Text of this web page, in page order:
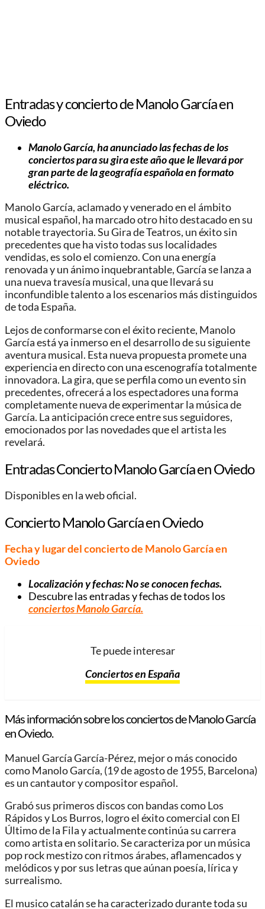
Entradas y concierto de Manolo García en
Oviedo
Manolo García, ha anunciado las fechas de los
conciertos para su gira este año que le llevará por
gran parte de la geografía española en formato
eléctrico.
Manolo García, aclamado y venerado en el ámbito
musical español, ha marcado otro hito destacado en su
notable trayectoria. Su Gira de Teatros, un éxito sin
precedentes que ha visto todas sus localidades
vendidas, es solo el comienzo. Con una energía
renovada y un ánimo inquebrantable, García se lanza a
una nueva travesía musical, una que llevará su
inconfundible talento a los escenarios más distinguidos
de toda España.
Lejos de conformarse con el éxito reciente, Manolo
García está ya inmerso en el desarrollo de su siguiente
aventura musical. Esta nueva propuesta promete una
experiencia en directo con una escenografía totalmente
innovadora. La gira, que se perfila como un evento sin
precedentes, ofrecerá a los espectadores una forma
completamente nueva de experimentar la música de
García. La anticipación crece entre sus seguidores,
emocionados por las novedades que el artista les
revelará.
Entradas Concierto Manolo García en Oviedo
Disponibles en la web oficial.
Concierto Manolo García en Oviedo
Fecha y lugar del concierto de Manolo García en
Oviedo
Localización y fechas: No se conocen fechas.
Descubre las entradas y fechas de todos los
conciertos Manolo García.
Te puede interesar
Conciertos en España
Más información sobre los conciertos de Manolo García
en Oviedo.
Manuel García García-Pérez, mejor o más conocido
como Manolo García, (19 de agosto de 1955, Barcelona)
es un cantautor y compositor español.
Grabó sus primeros discos con bandas como Los
Rápidos y Los Burros, logro el éxito comercial con El
Último de la Fila y actualmente continúa su carrera
como artista en solitario. Se caracteriza por un música
pop rock mestizo con ritmos árabes, aflamencados y
melódicos y por sus letras que aúnan poesía, lírica y
surrealismo.
El musico catalán se ha caracterizado durante toda su